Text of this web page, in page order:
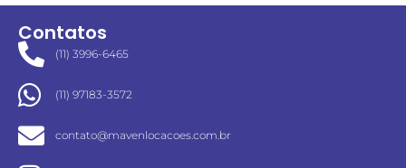
Contatos
(11) 3996-6465
(11) 97183-3572
contato@mavenlocacoes.com.br